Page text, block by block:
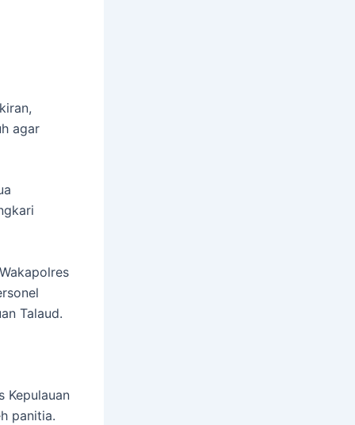
agar
Talaud.
Kepulauan
panitia.